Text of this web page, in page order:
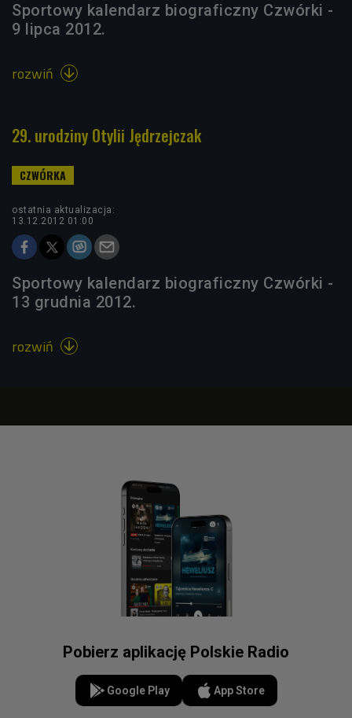
Sportowy kalendarz biograficzny Czwórki -
9 lipca 2012.
rozwiń 
29. urodziny Otylii Jędrzejczak
ostatnia aktualizacja:
13.12.2012 01:00
Sportowy kalendarz biograficzny Czwórki -
13 grudnia 2012.
rozwiń 
Pobierz aplikację Polskie Radio
Google Play App Store